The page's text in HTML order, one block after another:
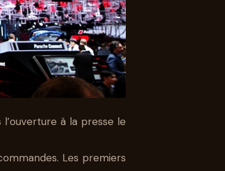
l’ouverture à la presse le
Les premiers